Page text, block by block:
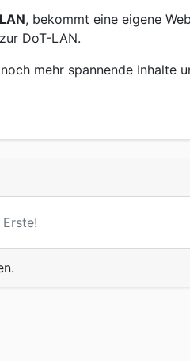
, bekommt eine eigene
DoT-LAN.
mehr spannende Inhalte